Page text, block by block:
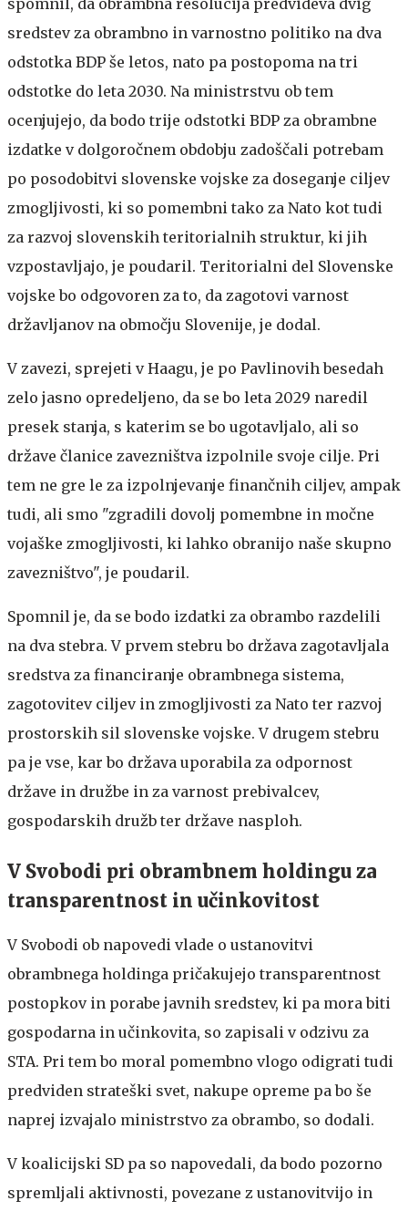
sredstev za obrambno in varnostno politiko na dva
odstotka BDP še letos, nato pa postopoma na tri
odstotke do leta 2030. Na ministrstvu ob tem
ocenjujejo, da bodo trije odstotki BDP za obrambne
izdatke v dolgoročnem obdobju zadoščali potrebam
po posodobitvi slovenske vojske za doseganje ciljev
zmogljivosti, ki so pomembni tako za Nato kot tudi
za razvoj slovenskih teritorialnih struktur, ki jih
vzpostavljajo, je poudaril. Teritorialni del Slovenske
vojske bo odgovoren za to, da zagotovi varnost
državljanov na območju Slovenije, je dodal.
V zavezi, sprejeti v Haagu, je po Pavlinovih besedah
zelo jasno opredeljeno, da se bo leta 2029 naredil
presek stanja, s katerim se bo ugotavljalo, ali so
države članice zavezništva izpolnile svoje cilje. Pri
tem ne gre le za izpolnjevanje finančnih ciljev, ampak
tudi, ali smo "zgradili dovolj pomembne in močne
vojaške zmogljivosti, ki lahko obranijo naše skupno
zavezništvo", je poudaril.
Spomnil je, da se bodo izdatki za obrambo razdelili
na dva stebra. V prvem stebru bo država zagotavljala
sredstva za financiranje obrambnega sistema,
zagotovitev ciljev in zmogljivosti za Nato ter razvoj
prostorskih sil slovenske vojske. V drugem stebru
pa je vse, kar bo država uporabila za odpornost
države in družbe in za varnost prebivalcev,
gospodarskih družb ter države nasploh.
V Svobodi pri obrambnem holdingu za
transparentnost in učinkovitost
V Svobodi ob napovedi vlade o ustanovitvi
obrambnega holdinga pričakujejo transparentnost
postopkov in porabe javnih sredstev, ki pa mora biti
gospodarna in učinkovita, so zapisali v odzivu za
STA. Pri tem bo moral pomembno vlogo odigrati tudi
predviden strateški svet, nakupe opreme pa bo še
naprej izvajalo ministrstvo za obrambo, so dodali.
V koalicijski SD pa so napovedali, da bodo pozorno
spremljali aktivnosti, povezane z ustanovitvijo in